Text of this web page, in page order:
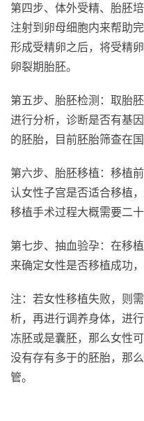
第四步、体外受精、胎胚
注射到卵母细胞内来帮助
形成受精卵之后，将受精
卵裂期胎胚。
第五步、胎胚检测：取胎
进行分析，诊断是否有基
的胚胎，目前胚胎筛查在
第六步、胎胚移植：移植
认女性子宫是否适合移植
移植手术过程大概需要二十
第七步、抽血验孕：在移
来确定女性是否移植成功
注：若女性移植失败，则
析，再进行调养身体，进
冻胚或是囊胚，那么女性
没有存有多于的胚胎，那
管。